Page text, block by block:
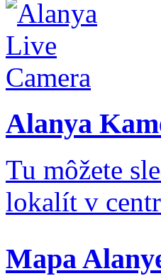
Alanya
Tu môžete
lokalít v
Mapa